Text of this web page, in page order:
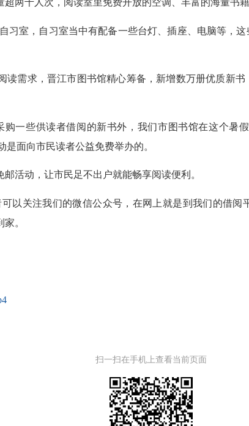
千人次，阅读室里免费开放的空调、丰富的海量书籍
室，自习室当中有配备一些台灯、插座、电脑等，这
需求，晋江市图书馆精心筹备，新增数万册优质新书
些供读者借阅的新书外，我们市图书馆在这个暑
是面向市民读者公益免费举办的。
动，让市民足不出户就能畅享阅读便利。
关注我们的微信公众号，在网上就是到我们的借阅
。
扫一扫在手机上查看当前页面